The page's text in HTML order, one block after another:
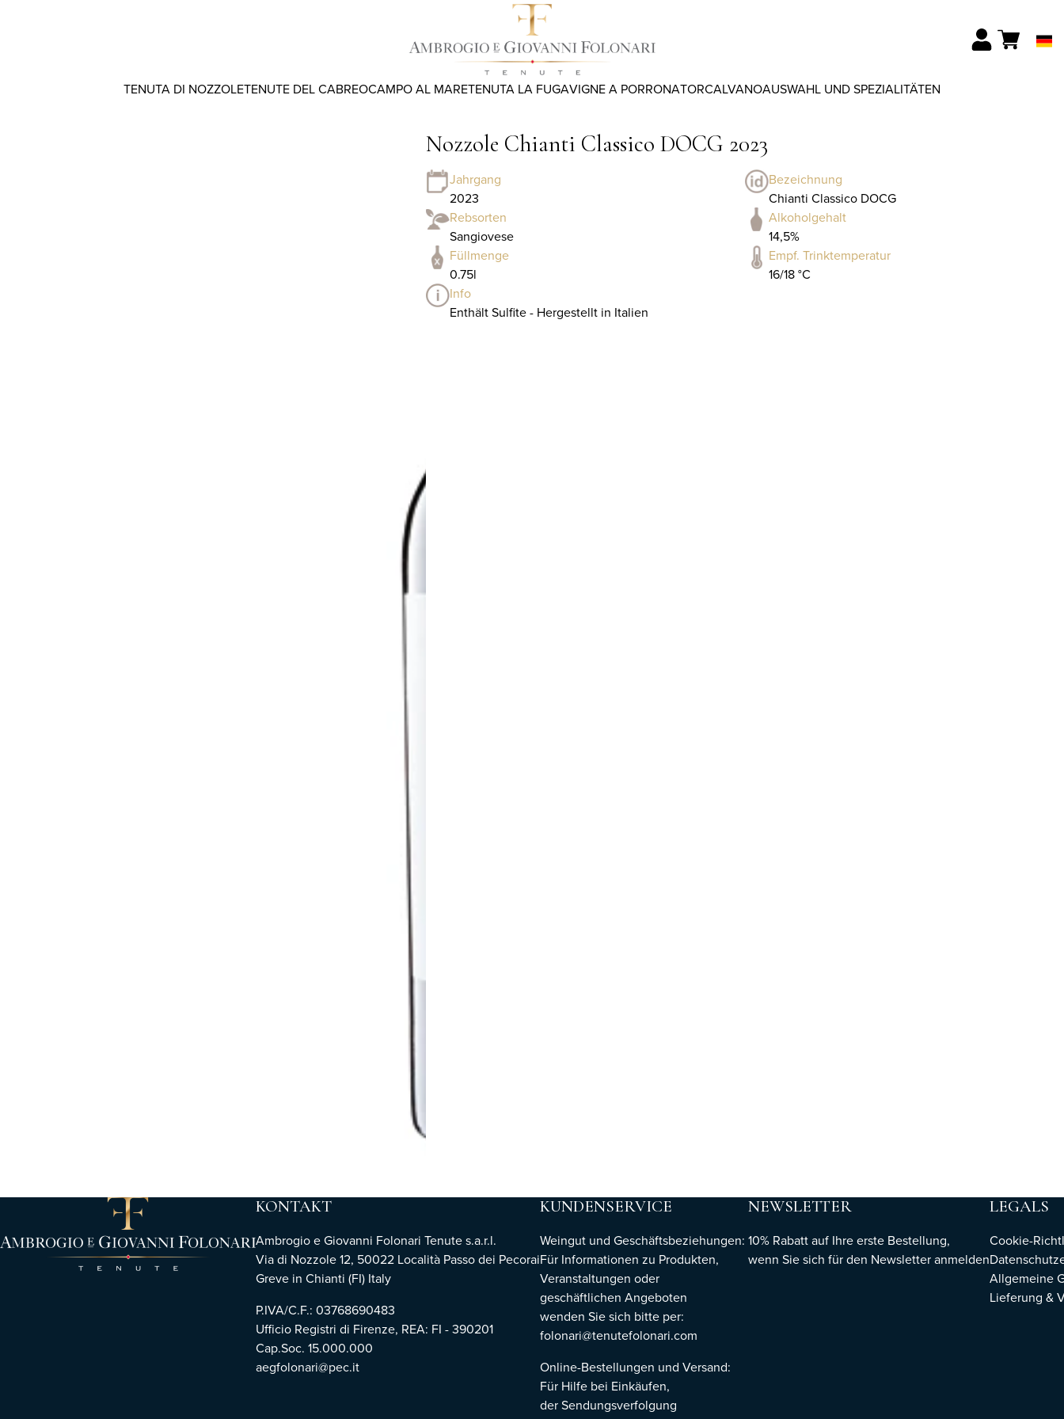
TENUTA DI NOZZOLETENUTE DEL CABREOCAMPO AL MARETENUTA LA FUGAVIGNE A PORRONATORCALVANOAUSWAHL UND SPEZIALITÄTEN
Nozzole Chianti Classico DOCG 2023
Jahrgang
2023
Bezeichnung
Chianti Classico DOCG
Rebsorten
Sangiovese
Alkoholgehalt
14,5%
Füllmenge
0.75l
Empf. Trinktemperatur
16/18 °C
Info
Enthält Sulfite - Hergestellt in Italien
KONTAKT
Ambrogio e Giovanni Folonari Tenute s.a.r.l.
Via di Nozzole 12, 50022 Località Passo dei Pecorai
Greve in Chianti (FI) Italy
P.IVA/C.F.: 03768690483
Ufficio Registri di Firenze, REA: FI - 390201
Cap.Soc. 15.000.000
aegfolonari@pec.it
KUNDENSERVICE
Weingut und Geschäftsbeziehungen:
Für Informationen zu Produkten,
Veranstaltungen oder
geschäftlichen Angeboten
wenden Sie sich bitte per:
folonari@tenutefolonari.com
Online-Bestellungen und Versand:
Für Hilfe bei Einkäufen,
der Sendungsverfolgung
NEWSLETTER
10% Rabatt auf Ihre erste Bestellung,
wenn Sie sich für den Newsletteranmelden
LEGALS
Cookie-
Allgemeine
Lieferung &